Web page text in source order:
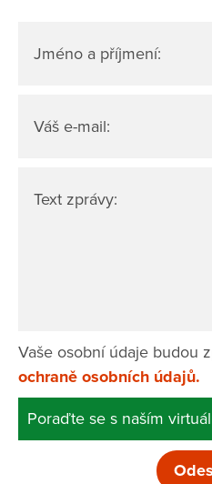
Jméno a příjmení:
Váš e-mail:
Text zprávy:
Vaše osobní údaje budou
ochraně osobních údajů.
Poraďte se s naším